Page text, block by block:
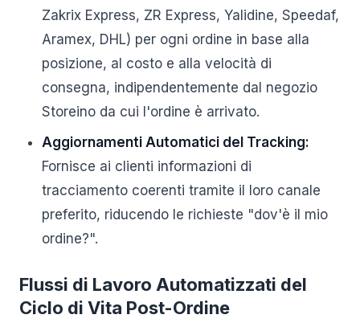
Zakrix Express, ZR Express, Yalidine, Speedaf,
Aramex, DHL) per ogni ordine in base alla
posizione, al costo e alla velocità di
consegna, indipendentemente dal negozio
Storeino da cui l'ordine è arrivato.
Aggiornamenti Automatici del Tracking:
Fornisce ai clienti informazioni di
tracciamento coerenti tramite il loro canale
preferito, riducendo le richieste "dov'è il mio
ordine?".
Flussi di Lavoro Automatizzati del
Ciclo di Vita Post-Ordine